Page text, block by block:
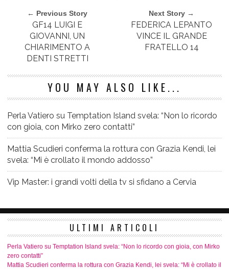
← Previous Story
GF14 LUIGI E
GIOVANNI, UN
CHIARIMENTO A
DENTI STRETTI
Next Story →
FEDERICA LEPANTO
VINCE IL GRANDE
FRATELLO 14
YOU MAY ALSO LIKE...
Perla Vatiero su Temptation Island svela: “Non lo ricordo
con gioia, con Mirko zero contatti”
Mattia Scudieri conferma la rottura con Grazia Kendi, lei
svela: “Mi è crollato il mondo addosso”
Vip Master: i grandi volti della tv si sfidano a Cervia
ULTIMI ARTICOLI
Perla Vatiero su Temptation Island svela: “Non lo ricordo con gioia, con Mirko
zero contatti”
Mattia Scudieri conferma la rottura con Grazia Kendi, lei svela: “Mi è crollato il